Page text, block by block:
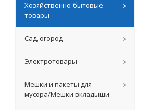
Хозяйственно-бытовые
товары
Сад, огород
Электротовары
Мешки и пакеты для
мусора/Мешки вкладыши